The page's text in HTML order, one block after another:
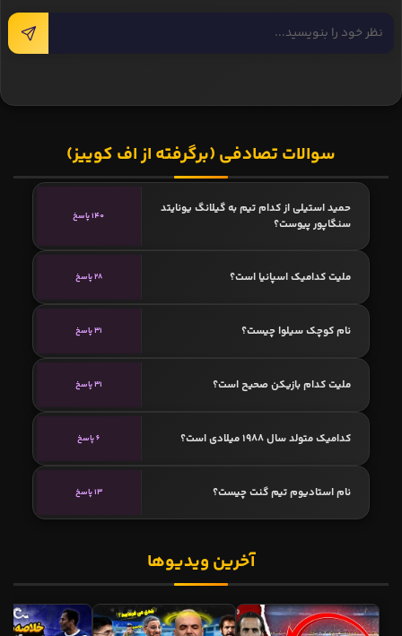
سوالات تصادفی (برگرفته از اف کوییز)
حمید استیلی از کدام تیم به گیلانگ یونایتد
سنگاپور پیوست؟
140 پاسخ
ملیت کدامیک اسپانیا است؟ 28 پاسخ
نام کوچک سیلوا چیست؟ 31 پاسخ
ملیت کدام بازیکن صحیح است؟ 31 پاسخ
کدامیک متولد سال 1988 میلادی است؟ 6 پاسخ
نام استادیوم تیم گنت چیست؟ 13 پاسخ
آخرین ویدیوها